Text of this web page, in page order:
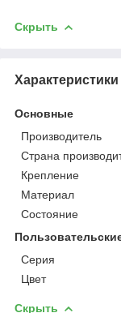
Скрыть
Характеристики
Основные
Производитель
Страна
Крепление
Материал
Состояние
Серия
Цвет
Скрыть